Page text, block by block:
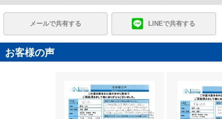
メールで共有する LINEで共有する
お客様の声